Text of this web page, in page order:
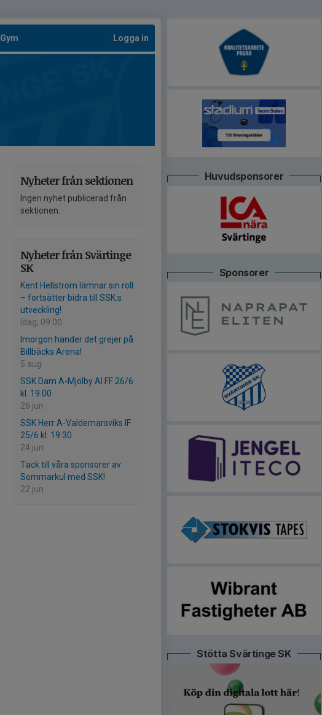
Gym Logga in
Nyheter från sektionen
Ingen nyhet publicerad från
sektionen.
Nyheter från Svärtinge
SK
Kent Hellström lämnar sin roll
– fortsätter bidra till SSK:s
utveckling!
Idag, 09:00
Imorgon händer det grejer på
Billbäcks Arena!
5 aug
SSK Dam A-Mjölby AI FF 26/6
kl. 19:00
26 jun
SSK Herr A-Valdemarsviks IF
25/6 kl. 19:30
24 jun
Tack till våra sponsorer av
Sommarkul med SSK!
22 jun
Huvudsponsorer
Sponsorer
Stötta Svärtinge SK